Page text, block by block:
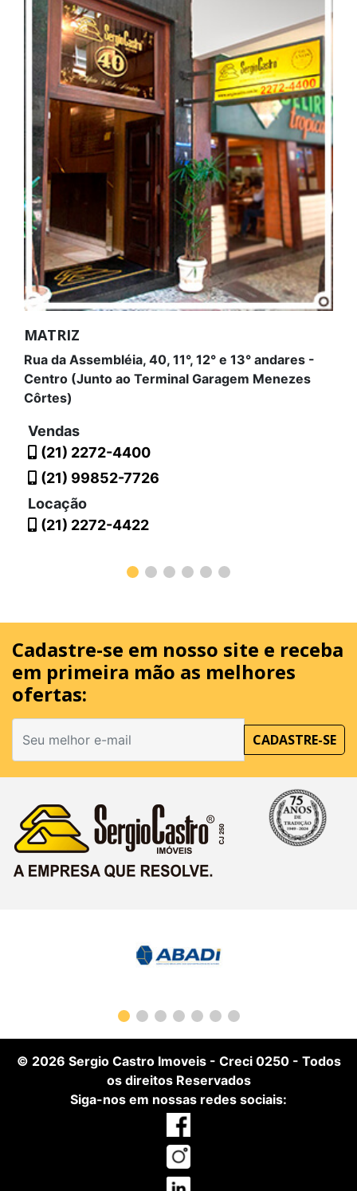
MATRIZ
Rua da Assembléia, 40, 11°, 12° e 13° andares -
Centro (Junto ao Terminal Garagem Menezes
Côrtes)
Vendas
(21) 2272-4400
(21) 99852-7726
Locação
(21) 2272-4422
Cadastre-se em nosso site e receba
em primeira mão as melhores
ofertas:
CADASTRE-SE
© 2026 Sergio Castro Imoveis- Creci 0250- Todos
os direitos Reservados
Siga-nos em nossas redes sociais: